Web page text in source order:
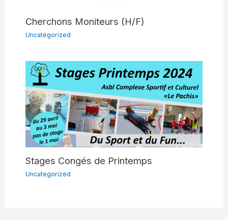
Cherchons Moniteurs (H/F)
Uncategorized
Stages Congés de Printemps
Uncategorized